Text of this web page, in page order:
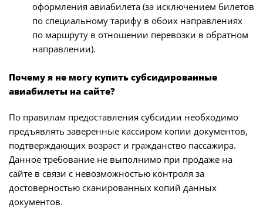
оформления авиабилета (за исключением билетов
по специальному тарифу в обоих направлениях
по маршруту в отношении перевозки в обратном
направлении).
Почему я не могу купить субсидированные
авиабилеты на сайте?
По правилам предоставления субсидии необходимо
предъявлять заверенные кассиром копии документов,
подтверждающих возраст и гражданство пассажира.
Данное требование не выполнимо при продаже на
сайте в связи с невозможностью контроля за
достоверностью сканированных копий данных
документов.